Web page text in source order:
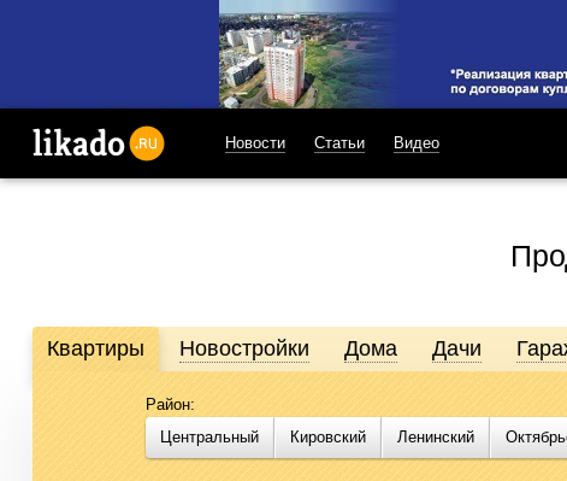
Новости Статьи Видео
Продажа и аренда недвижимости в Омске
Likado.ru – сайт актуальных и достоверных объявлений по
подобрать помещение для бизнеса стало проще.
Квартиры Новостройки Дома Дачи
Район:
Центральный Кировский Ленинский